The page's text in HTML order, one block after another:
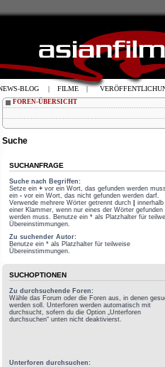
FOREN-ÜBERSICHT
Suche
SUCHANFRAGE
Suche nach Begriffen:
Setze ein + vor ein Wort, das gefunden werden
ein - vor ein Wort, das nicht gefunden werden darf.
Verwende mehrere Wörter getrennt durch
innerhalb
einer Klammer, wenn nur eines der Wörter gefunden
werden muss. Benutze ein * als Platzhalter für
Übereinstimmungen.
Zu suchender Autor:
Benutze ein * als Platzhalter für teilweise
Übereinstimmungen.
SUCHOPTIONEN
Zu durchsuchende Foren:
Wähle das Forum oder die Foren aus, in denen
werden soll. Unterforen werden automatisch mit
durchsucht, sofern du die Option „Unterforen
durchsuchen“ unten nicht deaktivierst.
Unterforen durchsuchen:
BLOG | FILME |